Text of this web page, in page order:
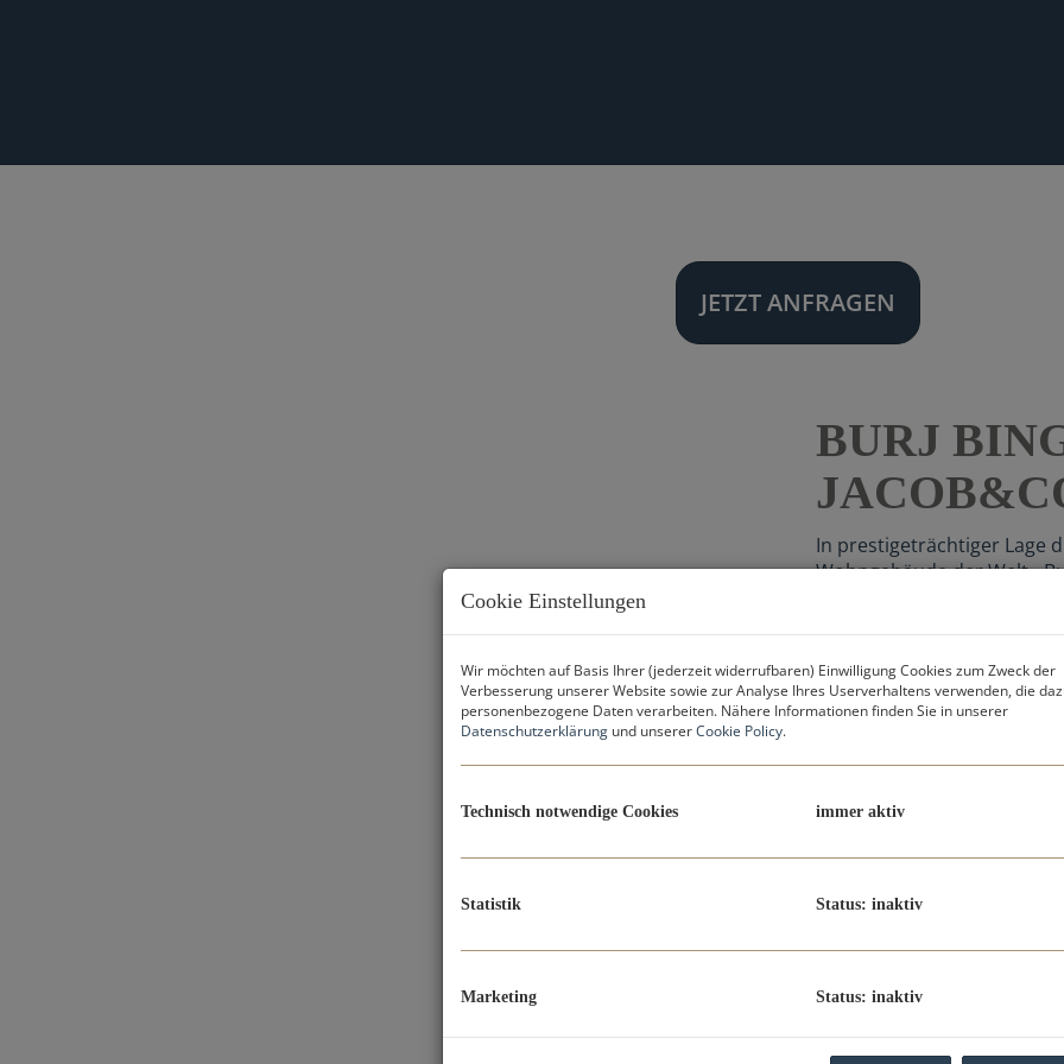
JETZT ANFRAGEN
BURJ
In prestigeträchtiger Lage
Wohngebäude der Welt -
Kooperation mit dem
Binghatti Developers ein
„Hyper Tower". Hier wird
Wohnerlebnis weltweit
von Dubai, hauseigene
und Chauffeuren sind nur
Dieses einzigartige Projekt
verfügt über
Ausstattung. "Wir haben
lassen, die in den
Schlüsselelemente des
CEO von Binghatti.
Die endgültige Höhe des
bekannt gegeben, aber
ca. 473 Metern den
der Welt.
Cookie Einstellungen
Wir möchten auf Basis Ihrer (jederzeit widerrufbaren) Einwilligung Cookies zum Zweck der
Verbesserung unserer Website sowie zur Analyse Ihres Userverhaltens verwenden, die
personenbezogene Daten verarbeiten. Nähere Informationen finden Sie in unserer
Datenschutzerklärung und unsererCookie Policy.
Technisch notwendige Cookies immer aktiv
Statistik Status: inaktiv
Marketing Status: inaktiv